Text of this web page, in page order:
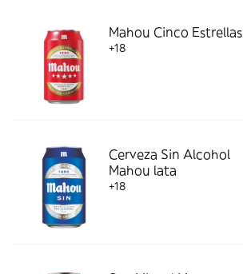
Mahou Cinco Estrellas
+18
Cerveza Sin Alcohol
Mahou lata
+18